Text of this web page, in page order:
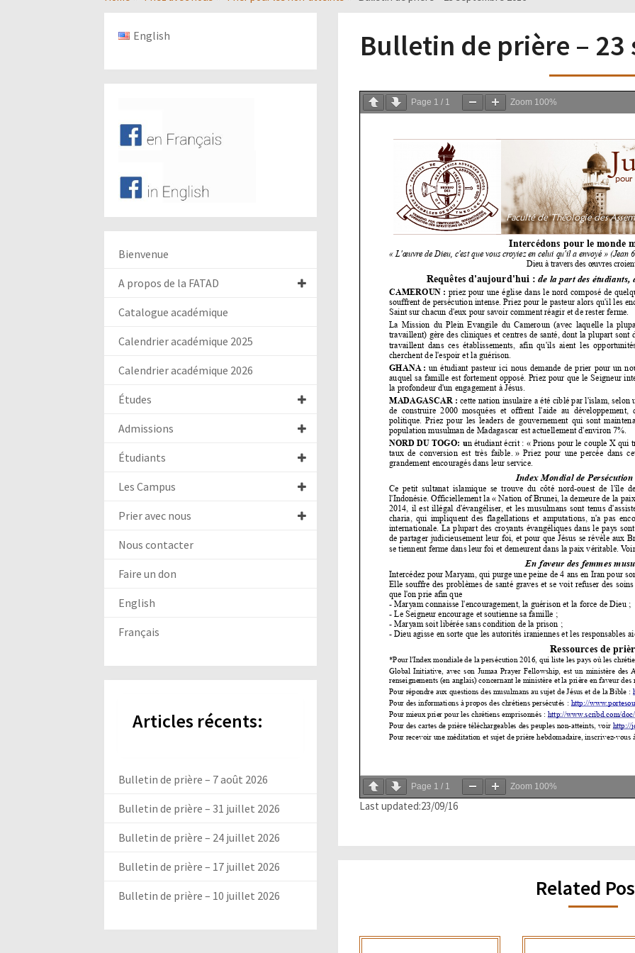
Bulletin de prière –
Page 1 / 1 Zoom 100%
Page 1 / 1 Zoom 100%
Last updated:23/09/16
Related
English
Bienvenue
A propos de la FATAD
Catalogue académique
Calendrier académique 2025
Calendrier académique 2026
Études
Admissions
Étudiants
Les Campus
Prier avec nous
Nous contacter
Faire un don
English
Français
Articles récents:
Bulletin de prière – 7 août 2026
Bulletin de prière – 31 juillet 2026
Bulletin de prière – 24 juillet 2026
Bulletin de prière – 17 juillet 2026
Bulletin de prière – 10 juillet 2026